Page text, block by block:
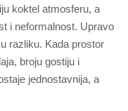
koktel atmosferu, a
i neformalnost. Upravo
razliku. Kada prostor
broju gostiju i
jednostavnija, a